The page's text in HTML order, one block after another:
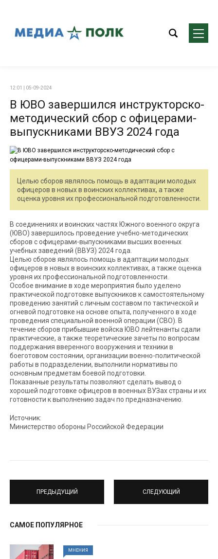
12:01 | 05-09-2024
В ЮВО завершился инструкторско-
методический сбор с офицерами-
выпускниками ВВУЗ 2024 года
Целью сборов являлось помощь в адаптации молодых
офицеров в новых в воинских коллективах, а также
оценка уровня их профессиональной подготовленности.
В соединениях и воинских частях Южного военного округа
(ЮВО) завершилось проведение учебно-методических
сборов с офицерами-выпускниками высших военных
учебных заведений (ВВУЗ) 2024 года.
Целью сборов являлось помощь в адаптации молодых
офицеров в новых в воинских коллективах, а также оценка
уровня их профессиональной подготовленности.
Особое внимание в ходе мероприятия было уделено
практической подготовке выпускников к самостоятельному
проведению занятий с личным составом по тактической и
огневой подготовке на основе опыта, полученного в ходе
проведения специальной военной операции (СВО). В
течение сборов прибывшие войска ЮВО лейтенанты сдали
практические, а также теоретические зачеты по вопросам
поддержания вверенного вооружения и техники в
боеготовом состоянии, организации военно-политической
работы в подразделении, выполнили нормативы по
основным предметам боевой подготовки.
Показанные результаты позволяют сделать вывод о
хорошей подготовке офицеров в военных ВУЗах страны и их
готовности к выполнению задач по предназначению.
Источник:
Министерство обороны Российской Федерации
ПРЕДЫДУЩИЙ СЛЕДУЮЩИЙ
САМОЕ ПОПУЛЯРНОЕ
МНЕНИЯ